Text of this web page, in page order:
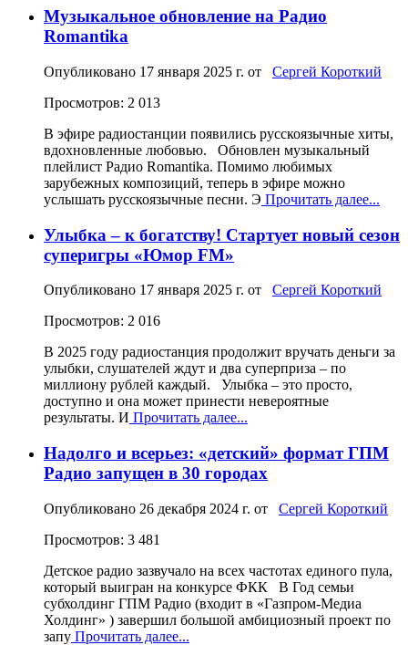
Музыкальное обновление на Радио
Romantika
Опубликовано 17 января 2025 г. от Сергей Короткий
Просмотров: 2 013
В эфире радиостанции появились русскоязычные хиты,
вдохновленные любовью. Обновлен музыкальный
плейлист Радио Romantika. Помимо любимых
зарубежных композиций, теперь в эфире можно
услышать русскоязычные песни. Э Прочитать далее...
Улыбка – к богатству! Стартует новый сезон
суперигры «Юмор FM»
Опубликовано 17 января 2025 г. от Сергей Короткий
Просмотров: 2 016
В 2025 году радиостанция продолжит вручать деньги за
улыбки, слушателей ждут и два суперприза – по
миллиону рублей каждый. Улыбка – это просто,
доступно и она может принести невероятные
результаты. И Прочитать далее...
Надолго и всерьез: «детский» формат ГПМ
Радио запущен в 30 городах
Опубликовано 26 декабря 2024 г. от Сергей Короткий
Просмотров: 3 481
Детское радио зазвучало на всех частотах единого пула,
который выигран на конкурсе ФКК В Год семьи
субхолдинг ГПМ Радио (входит в «Газпром-Медиа
Холдинг» ) завершил большой амбициозный проект по
запу Прочитать далее...